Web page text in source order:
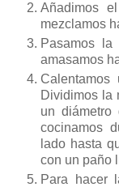
Añadimos
mezclamos
Pasamos
amasamos
Calentamos
Dividimos la
un
cocinamos
lado hasta
con un paño
Para hacer